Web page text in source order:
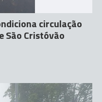
circulação
São Cristóvão